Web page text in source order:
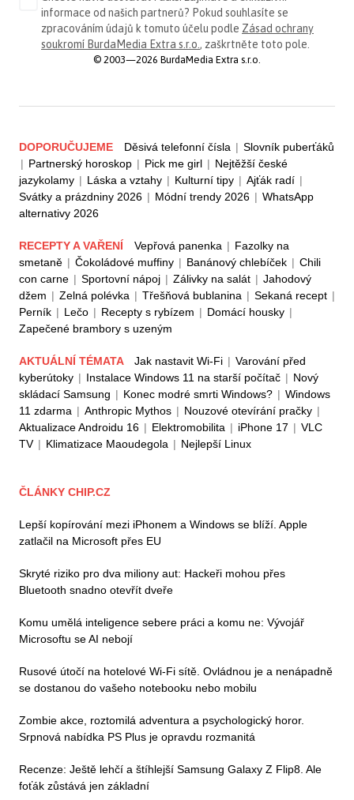
informace od našich partnerů? Pokud souhlasíte se
zpracováním údajů k tomuto účelu podle Zásad ochrany
soukromí BurdaMedia Extra s.r.o. , zaškrtněte toto pole.
© 2003—2026 BurdaMedia Extra s.r.o.
DOPORUČUJEME Děsivá telefonní čísla | Slovník puberťáků
| Partnerský horoskop | Pick me girl | Nejtěžší české
jazykolamy | Láska a vztahy | Kulturní tipy | Ajťák radí |
Svátky a prázdniny 2026 | Módní trendy 2026 | WhatsApp
alternativy 2026
RECEPTY A VAŘENÍ Vepřová panenka | Fazolky na
smetaně | Čokoládové muffiny | Banánový chlebíček | Chili
con carne | Sportovní nápoj | Zálivky na salát | Jahodový
džem | Zelná polévka | Třešňová bublanina | Sekaná recept |
Perník | Lečo | Recepty s rybízem | Domácí housky |
Zapečené brambory s uzeným
AKTUÁLNÍ TÉMATA Jak nastavit Wi-Fi | Varování před
kyberútoky | Instalace Windows 11 na starší počítač | Nový
skládací Samsung | Konec modré smrti Windows? | Windows
11 zdarma | Anthropic Mythos | Nouzové otevírání pračky |
Aktualizace Androidu 16 | Elektromobilita | iPhone 17 | VLC
TV | Klimatizace Maoudegola | Nejlepší Linux
ČLÁNKY CHIP.CZ
Lepší kopírování mezi iPhonem a Windows se blíží. Apple
zatlačil na Microsoft přes EU
Skryté riziko pro dva miliony aut: Hackeři mohou přes
Bluetooth snadno otevřít dveře
Komu umělá inteligence sebere práci a komu ne: Vývojář
Microsoftu se AI nebojí
Rusové útočí na hotelové Wi-Fi sítě. Ovládnou je a nenápadně
se dostanou do vašeho notebooku nebo mobilu
Zombie akce, roztomilá adventura a psychologický horor.
Srpnová nabídka PS Plus je opravdu rozmanitá
Recenze: Ještě lehčí a štíhlejší Samsung Galaxy Z Flip8. Ale
foťák zůstává jen základní